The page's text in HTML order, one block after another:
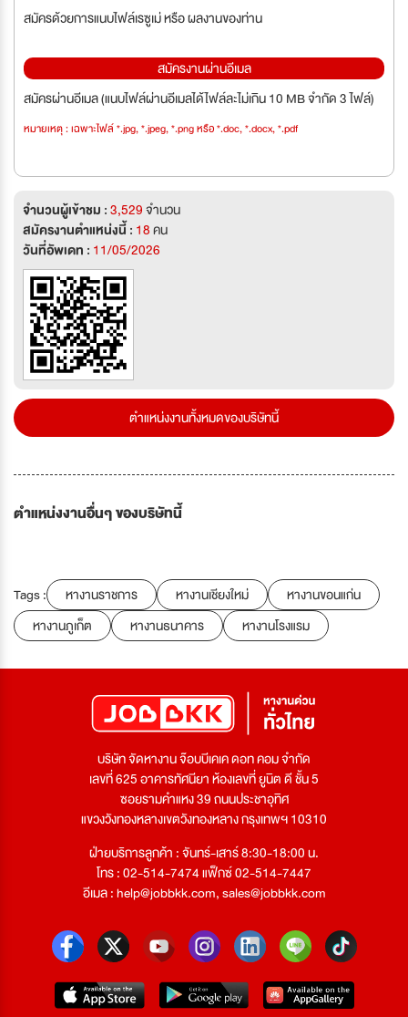
สมัครด้วยการแนบไฟล์เรซูเม่ หรือ ผลงานของท่าน
สมัครงานผ่านอีเมล
สมัครผ่านอีเมล (แนบไฟล์ผ่านอีเมลได้ไฟล์ละไม่เกิน 10 MB จำกัด 3 ไฟล์)
หมายเหตุ : เฉพาะไฟล์ *.jpg, *.jpeg, *.png หรือ *.doc, *.docx, *.pdf
จำนวนผู้เข้าชม :3,529จำนวน
สมัครงานตำแหน่งนี้ : 18คน
วันที่อัพเดท : 11/05/2026
ตำแหน่งงานทั้งหมดของบริษัทนี้
ตำแหน่งงานอื่นๆ ของบริษัทนี้
Tags : หางานราชการ หางานเชียงใหม่
หางานขอนแก่น
หางานภูเก็ต
หางานธนาคาร หางานโรงแรม
บริษัท จัดหางาน จ๊อบบีเคเค ดอท คอม จำกัด
เลขที่ 625 อาคารทัศนียา ห้องเลขที่ ยูนิต ดี ชั้น 5
ซอยรามคำแหง 39 ถนนประชาอุทิศ
แขวงวังทองหลางเขตวังทองหลาง กรุงเทพฯ 10310
ฝ่ายบริการลูกค้า : จันทร์-เสาร์ 8:30-18:00 น.
โทร : 02-514-7474 แฟ็กซ์ 02-514-7447
อีเมล :help@jobbkk.com,sales@jobbkk.com